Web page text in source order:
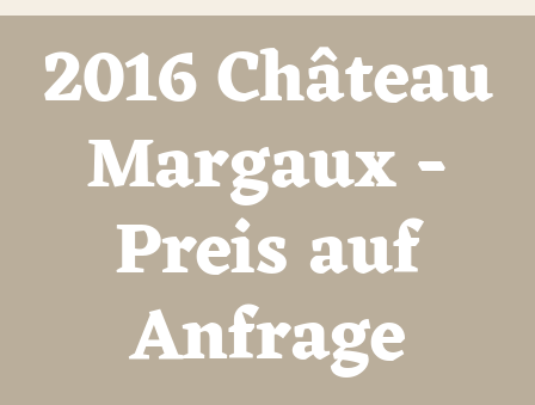
2016 Château
Margaux -
Preis auf
Anfrage